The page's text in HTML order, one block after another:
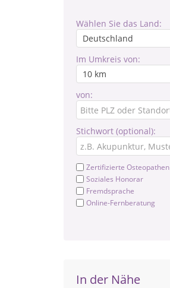
Wählen Sie das Land:
Im Umkreis von:
von:
Stichwort (optional):
Zertifizierte Osteopathen
Soziales Honorar
Fremdsprache
Online-Fernberatung
In der Nähe